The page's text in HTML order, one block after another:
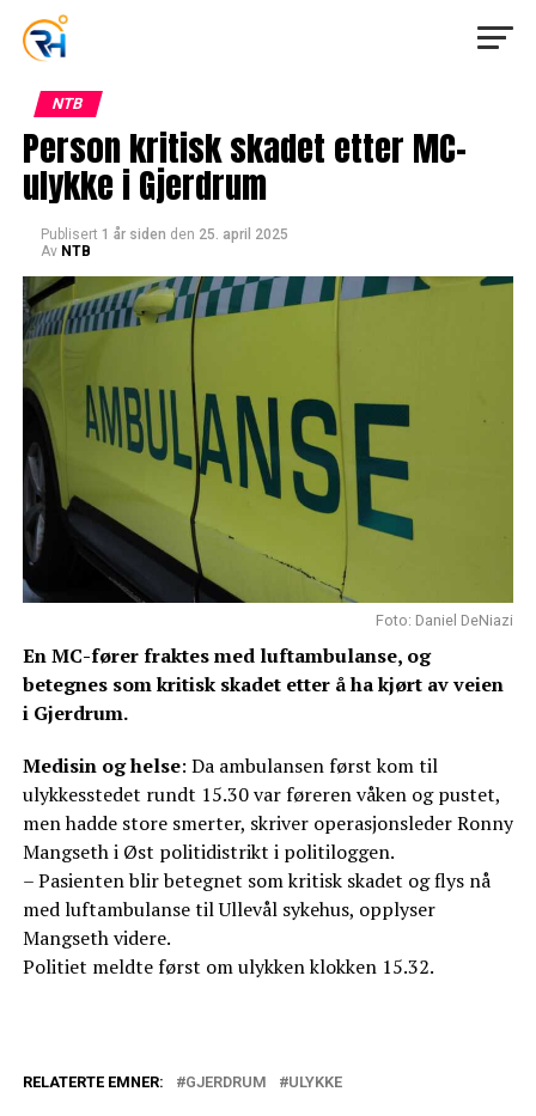
NTB
Person kritisk skadet etter MC-
ulykke i Gjerdrum
Publisert 1 år siden den 25. april 2025
Av NTB
Foto: Daniel DeNiazi
En MC-fører fraktes med luftambulanse, og
betegnes som kritisk skadet etter å ha kjørt av veien
i Gjerdrum.
Medisin og helse: Da ambulansen først kom til
ulykkesstedet rundt 15.30 var føreren våken og pustet,
men hadde store smerter, skriver operasjonsleder Ronny
Mangseth i Øst politidistrikt i politiloggen.
– Pasienten blir betegnet som kritisk skadet og flys nå
med luftambulanse til Ullevål sykehus, opplyser
Mangseth videre.
Politiet meldte først om ulykken klokken 15.32.
RELATERTE EMNER: GJERDRUM ULYKKE